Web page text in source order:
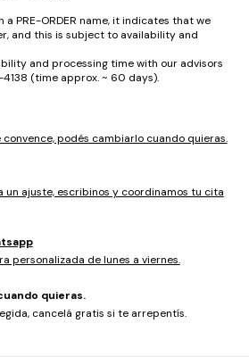
PRE-ORDER name, it indicates that we
and this is subject to availability and
and processing time with our advisors
(time approx. ~ 60 days).
convence, podés cambiarlo cuando quieras.
un ajuste, escribinos y coordinamos tu cita
personalizada de lunes a viernes.
quieras.
cancelá gratis si te arrepentís.